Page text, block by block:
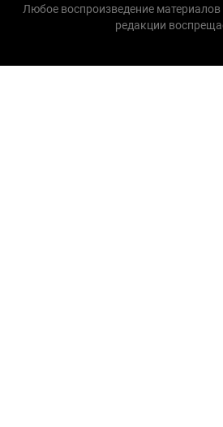
Любое воспроизведение материалов
редакции